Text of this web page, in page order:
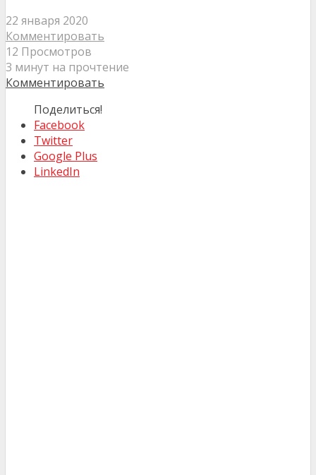
22 января 2020
Комментировать
12 Просмотров
3 минут на прочтение
Комментировать
Поделиться!
Facebook
Twitter
Google Plus
LinkedIn